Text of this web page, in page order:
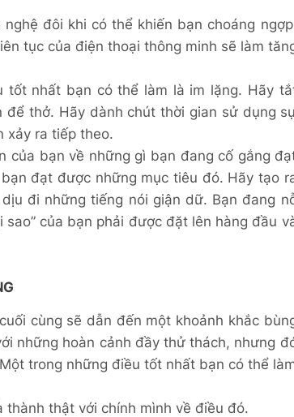
đôi khi có thể khiến bạn choáng
tục của điện thoại thông minh sẽ làm
tốt nhất bạn có thể làm là im lặng. Hãy
thở. Hãy dành chút thời gian sử dụng
xảy ra tiếp theo.
của bạn về những gì bạn đang cố gắng
đạt được những mục tiêu đó. Hãy tạo
đi những tiếng nói giận dữ. Bạn đang
của bạn phải được đặt lên hàng đầu
cùng sẽ dẫn đến một khoảnh khắc
những hoàn cảnh đầy thử thách, nhưng
trong những điều tốt nhất bạn có thể
thật với chính mình về điều đó.